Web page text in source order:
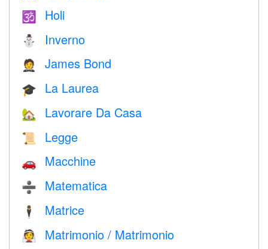
🕉 Holi
⛄ Inverno
🤵 James Bond
🎓 La Laurea
🏡 Lavorare Da Casa
📜 Legge
🚗 Macchine
➗ Matematica
🕴️ Matrice
👰 Matrimonio / Matrimonio